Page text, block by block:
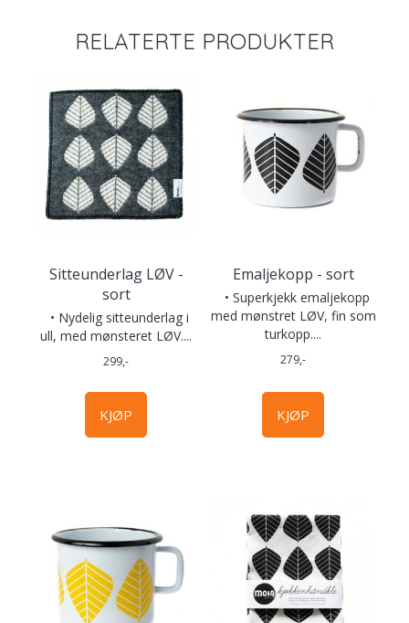
RELATERTE PRODUKTER
Sitteunderlag LØV -
sort
• Nydelig sitteunderlag i
ull, med mønsteret LØV....
299,-
KJØP
Emaljekopp - sort
• Superkjekk emaljekopp
med mønstret LØV, fin som
turkopp....
279,-
KJØP